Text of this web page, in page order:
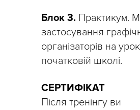
Блок 3. Практикум.
застосування
організаторів на
початковій школі.
СЕРТИФІКАТ
Після тренінгу ви